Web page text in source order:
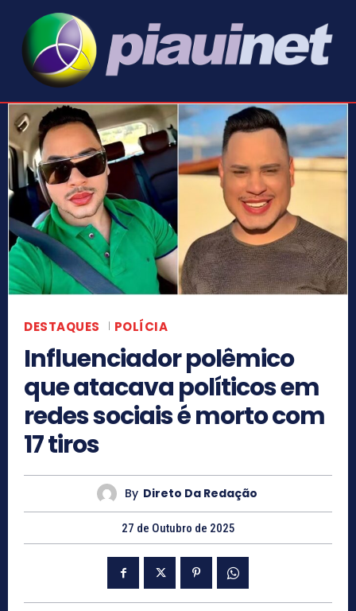
DESTAQUES POLÍCIA
Influenciador polêmico
que atacava políticos em
redes sociais é morto com
17 tiros
By Direto Da Redação
27 de Outubro de 2025